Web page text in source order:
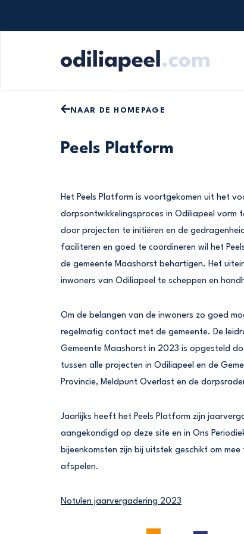
NAAR DE HOMEPAGE
Peels Platform
Het Peels Platform is voortgekomen uit het
dorpsontwikkelingsproces in Odiliapeel vorm
door projecten te initiëren en de
faciliteren en goed te coördineren wil het
de gemeente Maashorst behartigen. Het
inwoners van Odiliapeel te scheppen en
Om de belangen van de inwoners zo goed
regelmatig contact met de gemeente. De
Gemeente Maashorst in 2023 is opgesteld
tussen alle projecten in Odiliapeel en de
Provincie, Meldpunt Overlast en de
Jaarlijks heeft het Peels Platform zijn
aangekondigd op deze site en in Ons
bijeenkomsten zijn bij uitstek geschikt om
afspelen.
Notulen jaarvergadering 2023
Op zoek naar iets specifieks?